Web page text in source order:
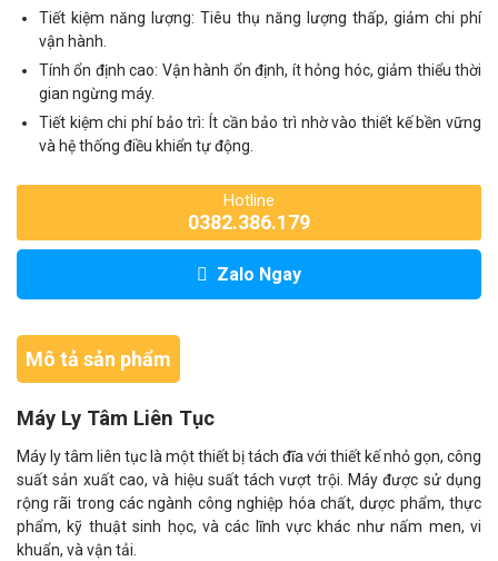
Tiết kiệm năng lượng: Tiêu thụ năng lượng thấp, giảm chi phí
vận hành.
Tính ổn định cao: Vận hành ổn định, ít hỏng hóc, giảm thiểu thời
gian ngừng máy.
Tiết kiệm chi phí bảo trì: Ít cần bảo trì nhờ vào thiết kế bền vững
và hệ thống điều khiển tự động.
Hotline
0382.386.179
Zalo Ngay
Mô tả sản phẩm
Máy Ly Tâm Liên Tục
Máy ly tâm liên tục là một thiết bị tách đĩa với thiết kế nhỏ gọn, công
suất sản xuất cao, và hiệu suất tách vượt trội. Máy được sử dụng
rộng rãi trong các ngành công nghiệp hóa chất, dược phẩm, thực
phẩm, kỹ thuật sinh học, và các lĩnh vực khác như nấm men, vi
khuẩn, và vận tải.